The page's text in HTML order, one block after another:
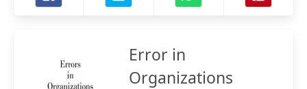
Error in
Organizations